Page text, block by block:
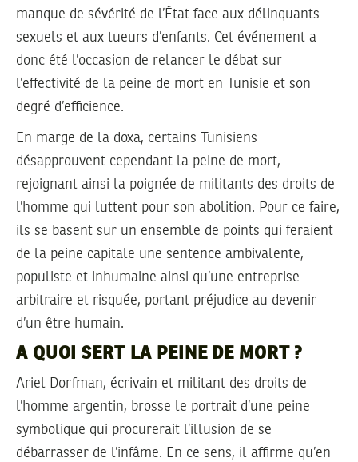
manque de sévérité de l’État face aux délinquants
sexuels et aux tueurs d’enfants. Cet événement a
donc été l’occasion de relancer le débat sur
l’effectivité de la peine de mort en Tunisie et son
degré d’efficience.
En marge de la doxa, certains Tunisiens
désapprouvent cependant la peine de mort,
rejoignant ainsi la poignée de militants des droits de
l’homme qui luttent pour son abolition. Pour ce faire,
ils se basent sur un ensemble de points qui feraient
de la peine capitale une sentence ambivalente,
populiste et inhumaine ainsi qu’une entreprise
arbitraire et risquée, portant préjudice au devenir
d’un être humain.
A QUOI SERT LA PEINE DE MORT ?
Ariel Dorfman, écrivain et militant des droits de
l’homme argentin, brosse le portrait d’une peine
symbolique qui procurerait l’illusion de se
débarrasser de l’infâme. En ce sens, il affirme qu’en